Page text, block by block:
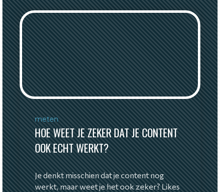
meten
HOE WEET JE ZEKER DAT JE CONTENT
OOK ECHT WERKT?
Je denkt misschien dat je content nog
werkt, maar weet je het ook zeker? Likes